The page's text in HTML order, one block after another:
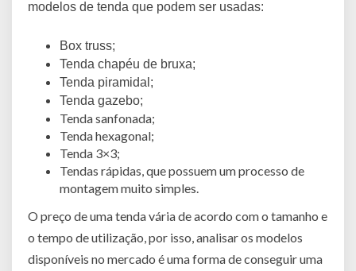
modelos de tenda que podem ser usadas:
Box truss;
Tenda chapéu de bruxa;
Tenda piramidal;
Tenda gazebo;
Tenda sanfonada;
Tenda hexagonal;
Tenda 3×3;
Tendas rápidas, que possuem um processo de
montagem muito simples.
O preço de uma tenda vária de acordo com o tamanho e
o tempo de utilização, por isso, analisar os modelos
disponíveis no mercado é uma forma de conseguir uma